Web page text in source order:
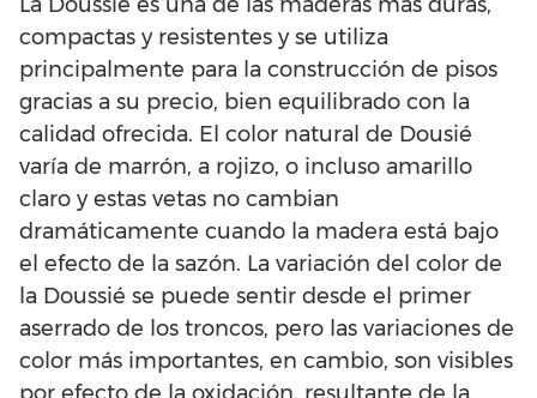
compactas y resistentes y se utiliza
principalmente para la construcción de pisos
gracias a su precio, bien equilibrado con la
calidad ofrecida. El color natural de Dousié
varía de marrón, a rojizo, o incluso amarillo
claro y estas vetas no cambian
dramáticamente cuando la madera está bajo
el efecto de la sazón. La variación del color de
la Doussié se puede sentir desde el primer
aserrado de los troncos, pero las variaciones de
color más importantes, en cambio, son visibles
por efecto de la oxidación, resultante de la